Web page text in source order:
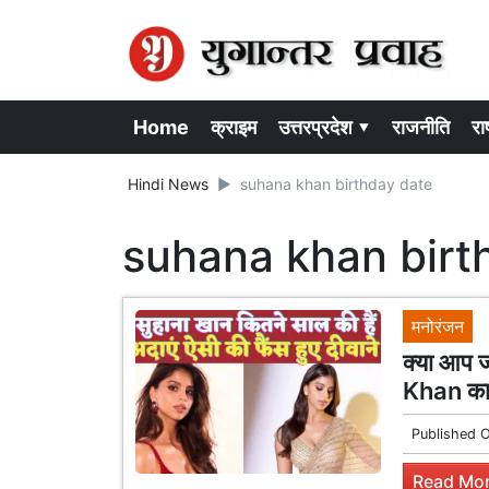
Home क्राइम उत्तरप्रदेश ▾ राजनीति
Hindi News suhana khan birthday date
suhana khan
मनोरंजन
क्या आप
Khan का
Published
Read